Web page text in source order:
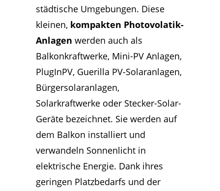
städtische Umgebungen. Diese
kleinen, kompakten Photovolatik-
Anlagen werden auch als
Balkonkraftwerke, Mini-PV Anlagen,
PlugInPV, Guerilla PV-Solaranlagen,
Bürgersolaranlagen,
Solarkraftwerke oder Stecker-Solar-
Geräte bezeichnet. Sie werden auf
dem Balkon installiert und
verwandeln Sonnenlicht in
elektrische Energie. Dank ihres
geringen Platzbedarfs und der